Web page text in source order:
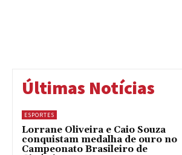
Últimas Notícias
ESPORTES
Lorrane Oliveira e Caio Souza
conquistam medalha de ouro no
Campeonato Brasileiro de